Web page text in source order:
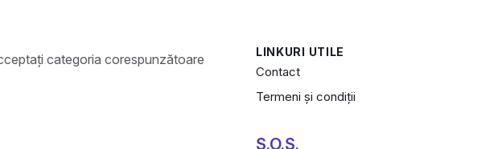
LINKURI UTILE
Contact
Termeni și condiții
S.O.S.